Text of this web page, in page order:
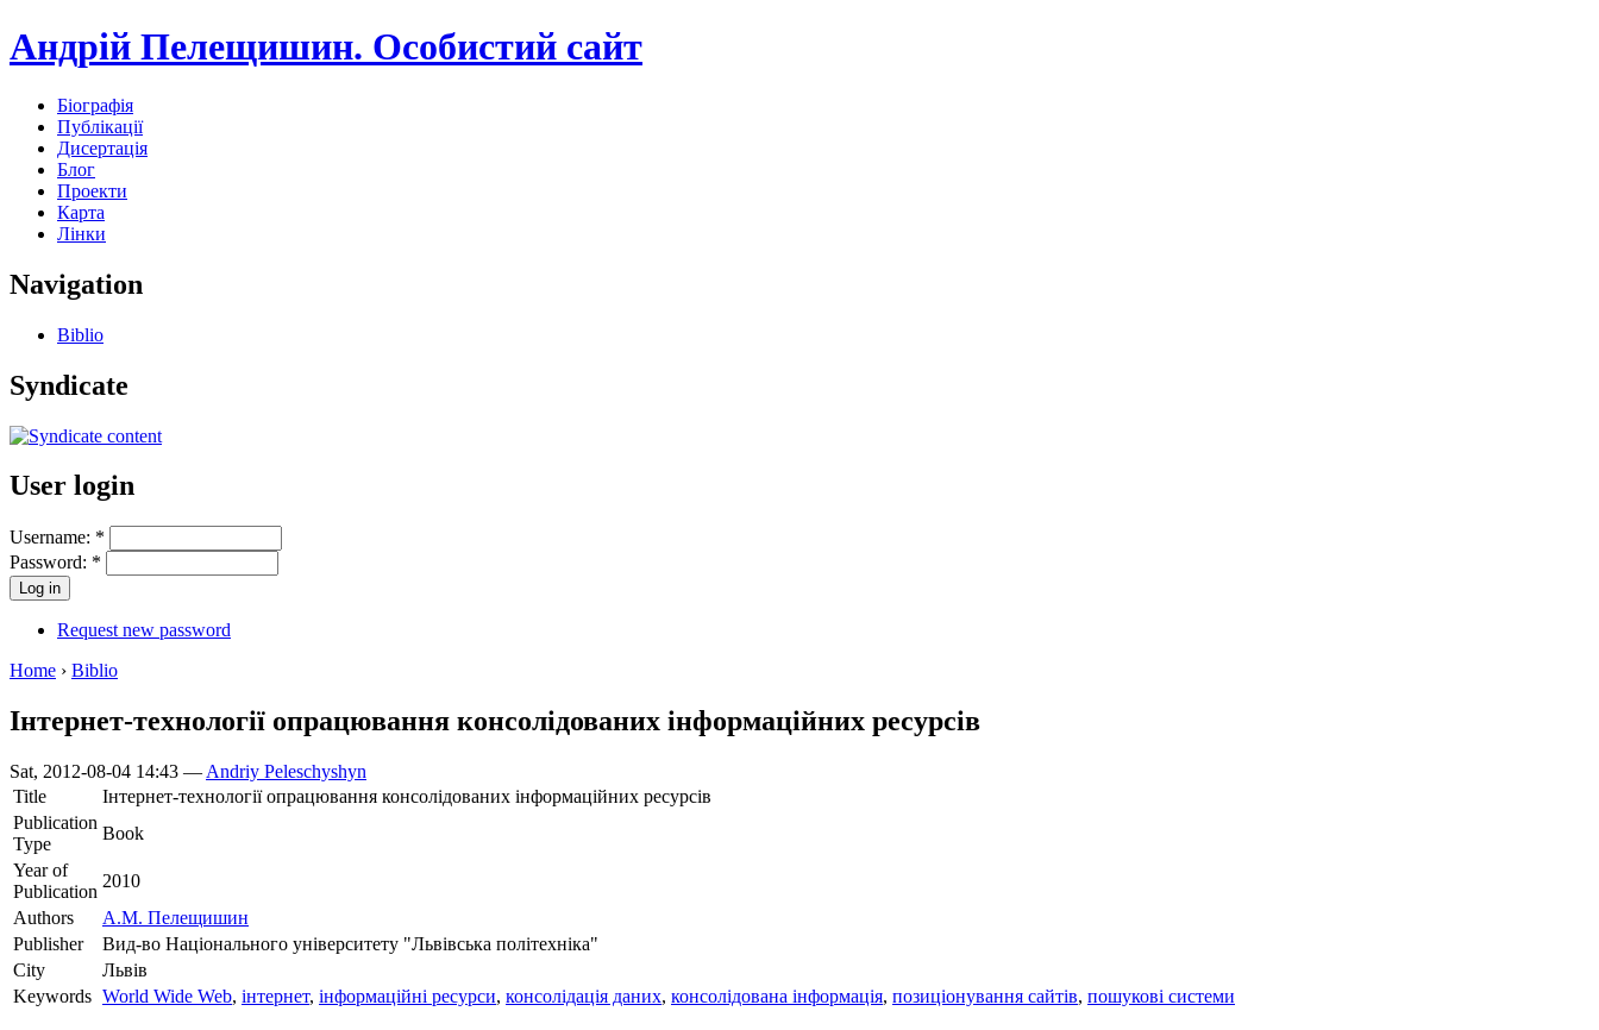
Андрій Пелещишин. Особистий сайт
Біографія
Публікації
Дисертація
Блог
Проекти
Карта
Лінки
Navigation
Biblio
Syndicate
User login
Username: *
Password: *
Request new password
Home › Biblio
Інтернет-технології опрацювання консолідованих інформаційних ресурсів
Sat, 2012-08-04 14:43 — Andriy Peleschyshyn
Title
Інтернет-технології опрацювання консолідованих інформаційних ресурсів
Publication
Type
Book
Year of
Publication
2010
Authors
А.М. Пелещишин
Publisher
Вид-во Національного університету "Львівська політехніка"
City
Львів
Keywords World Wide Web, інтернет, інформаційні ресурси, консолідація даних, консолідована інформація, позиціонування сайтів, пошукові системи